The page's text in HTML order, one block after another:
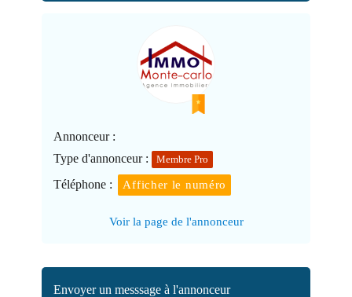
Annonceur :
Type d'annonceur :
Membre Pro
Téléphone : Afficher le numéro
Voir la page de l'annonceur
Envoyer un messsage à l'annonceur